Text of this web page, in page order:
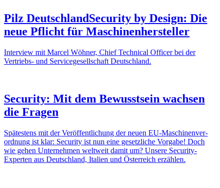
Pilz Deutsch­landSecurity by Design: Die
neue Pflicht für Maschi­nen­her­steller
Inter­view mit Marcel Wöhner, Chief Tech­nical Officer bei der
Vertriebs- und Service­ge­sell­schaft Deutsch­land.
Security: Mit dem Bewusst­sein wachsen
die Fragen
Spätes­tens mit der Veröf­fent­li­chung der neuen EU-Maschi­nen­ver­
ord­nung ist klar: Security ist nun eine gesetz­liche Vorgabe! Doch
wie gehen Unter­nehmen welt­weit damit um? Unsere Security-
Experten aus Deutsch­land, Italien und Öster­reich erzählen.